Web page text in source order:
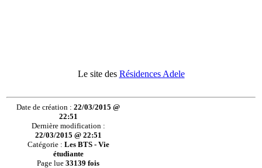
Le site des Résidences Adele
Date de création :22/03/2015 @
22:51
Dernière modification :
22/03/2015 @ 22:51
Catégorie : Les BTS - Vie
étudiante
Page lue33139 fois